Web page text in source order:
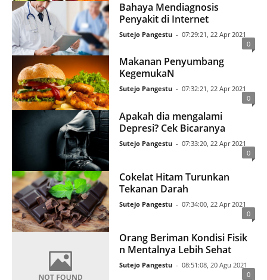
Bahaya Mendiagnosis
Penyakit di Internet
Sutejo Pangestu - 07:29:21, 22 Apr 2021
0
Makanan Penyumbang
KegemukaN
Sutejo Pangestu - 07:32:21, 22 Apr 2021
0
Apakah dia mengalami
Depresi? Cek Bicaranya
Sutejo Pangestu - 07:33:20, 22 Apr 2021
0
Cokelat Hitam Turunkan
Tekanan Darah
Sutejo Pangestu - 07:34:00, 22 Apr 2021
0
Orang Beriman Kondisi Fisik
n Mentalnya Lebih Sehat
Sutejo Pangestu - 08:51:08, 20 Agu 2021
0